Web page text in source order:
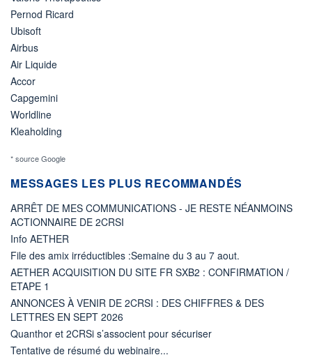
Pernod Ricard
Ubisoft
Airbus
Air Liquide
Accor
Capgemini
Worldline
Kleaholding
* source Google
MESSAGES LES PLUS RECOMMANDÉS
ARRÊT DE MES COMMUNICATIONS - JE RESTE NÉANMOINS
ACTIONNAIRE DE 2CRSI
Info AETHER
File des amix irréductibles :Semaine du 3 au 7 aout.
AETHER ACQUISITION DU SITE FR SXB2 : CONFIRMATION /
ETAPE 1
ANNONCES À VENIR DE 2CRSI : DES CHIFFRES & DES
LETTRES EN SEPT 2026
Quanthor et 2CRSi s’associent pour sécuriser
Tentative de résumé du webinaire...